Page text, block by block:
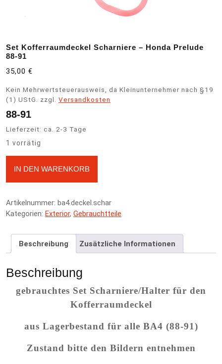
Set Kofferraumdeckel Scharniere – Honda Prelude
88-91
35,00 €
Kein Mehrwertsteuerausweis, da Kleinunternehmer nach §19
(1) UStG.
zzgl. Versandkosten
88-91
Lieferzeit: ca. 2-3 Tage
1 vorrätig
IN DEN WARENKORB
r
n
t
i
Artikelnummer: ba4.deckel.schar
Kategorien: Exterior, Gebrauchtteile
Beschreibung Zusätzliche Informationen
Beschreibung
gebrauchtes Set Scharniere/Halter für den
Kofferraumdeckel
aus Lagerbestand für alle BA4 (88-91)
Zustand bitte den Bildern entnehmen